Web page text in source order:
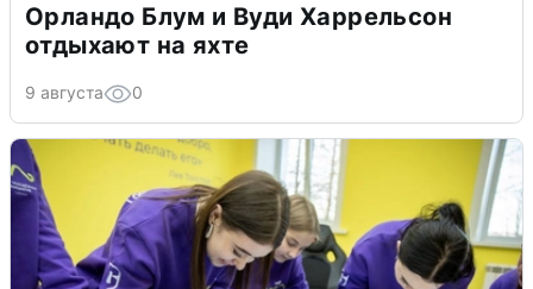
Орландо Блум и Вуди Харрельсон
отдыхают на яхте
9 августа 0